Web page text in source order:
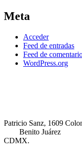
Meta
Acceder
Feed de entradas
Feed de
WordPress.org
Patricio Sanz, 1609
Benito
CDMX.